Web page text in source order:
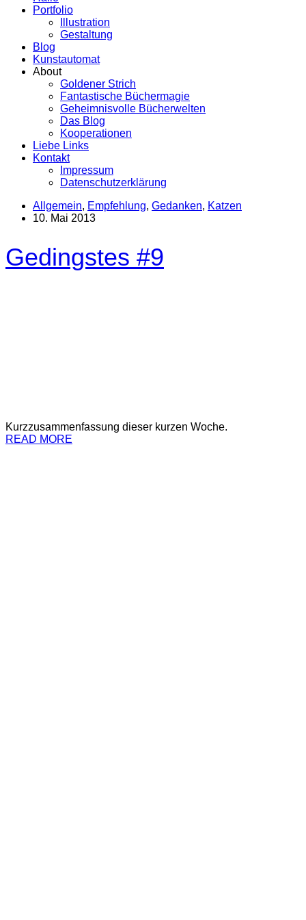
Portfolio
Illustration
Gestaltung
Blog
Kunstautomat
About
Goldener Strich
Fantastische Büchermagie
Geheimnisvolle Bücherwelten
Das Blog
Kooperationen
Liebe Links
Kontakt
Impressum
Datenschutzerklärung
Allgemein, Empfehlung, Gedanken, Katzen
10. Mai 2013
Gedingstes #9
Kurzzusammenfassung dieser kurzen Woche.
READ MORE